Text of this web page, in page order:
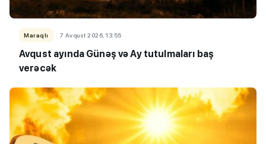
Maraqlı 7 Avqust 2026, 13:55
Avqust ayında Günəş və Ay tutulmaları baş
verəcək